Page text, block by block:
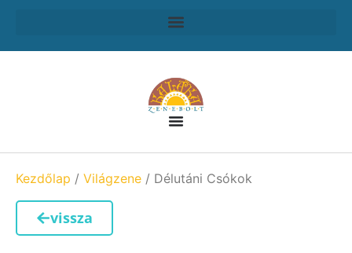
Kezdőlap / Világzene / Délutáni Csókok
vissza